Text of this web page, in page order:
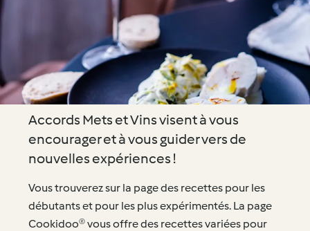
Accords Mets et Vins visent à vous
encourager et à vous guider vers de
nouvelles expériences !
Vous trouverez sur la page des recettes pour les
débutants et pour les plus expérimentés. La page
Cookidoo® vous offre des recettes variées pour